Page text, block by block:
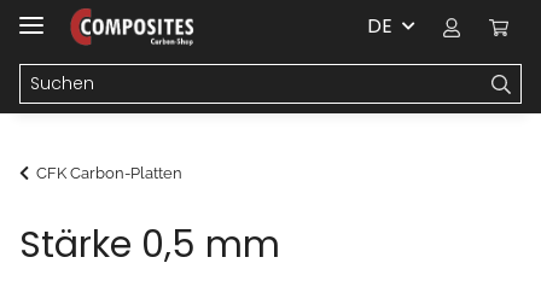
DE
CFK Carbon-Platten
Stärke 0,5 mm